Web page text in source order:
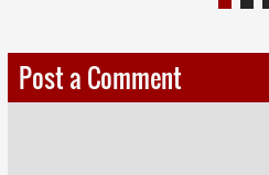
Post a Comment